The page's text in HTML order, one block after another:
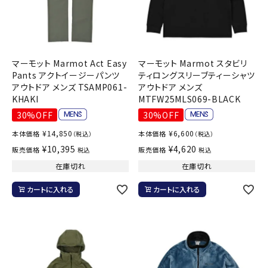
マーモット Marmot Act Easy
Pants アクトイージーパンツ
アウトドア メンズ TSAMP061-
KHAKI
30%OFF
本体価格 ¥14,850 （税込）
販売価格 ¥10,395 税込
在庫切れ
カートに入れる
マーモット Marmot スタビリ
ティロングスリーブティーシャツ
アウトドア メンズ
MTFW25MLS069-BLACK
30%OFF
本体価格 ¥6,600 （税込）
販売価格 ¥4,620 税込
在庫切れ
カートに入れる